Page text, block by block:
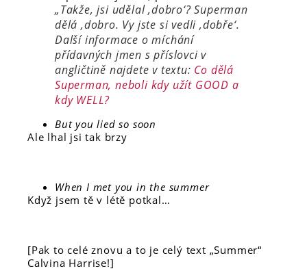
„Takže, jsi udělal ‚dobro‘? Superman
dělá ‚dobro. Vy jste si vedli ‚dobře‘.
Další informace o míchání
přídavných jmen s příslovci v
angličtině najdete v textu: Co dělá
Superman, neboli kdy užít GOOD a
kdy WELL?
But you lied so soon
Ale lhal jsi tak brzy
When I met you in the summer
Když jsem tě v létě potkal…
[Pak to celé znovu a to je celý text „Summer“
Calvina Harrise!]